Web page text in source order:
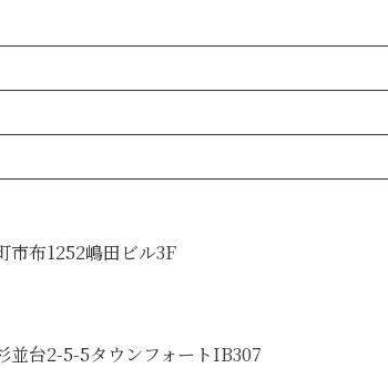
市布1252嶋田ビル3F
並台2-5-5タウンフォートIB307